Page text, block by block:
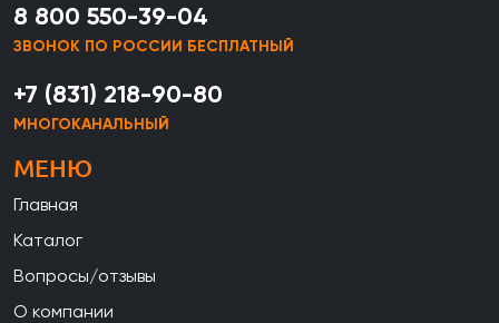
8 800 550-39-04
ЗВОНОК ПО РОССИИ БЕСПЛАТНЫЙ
+7 (831) 218-90-80
МНОГОКАНАЛЬНЫЙ
МЕНЮ
Главная
Каталог
Вопросы/отзывы
О компании